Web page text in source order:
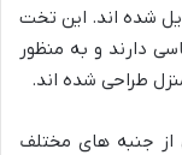
شده اند. این تخت
دارند و به منظور
طراحی شده اند.
از جنبه های مختلف